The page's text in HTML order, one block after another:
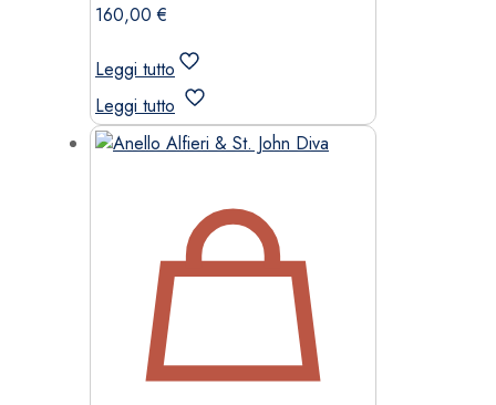
160,00€
Leggi tutto
Leggi tutto